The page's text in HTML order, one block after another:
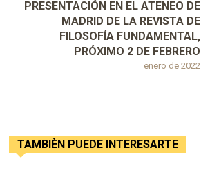
enero de 2022
PRESENTACIÓN EN EL ATENEO DE
MADRID DE LA REVISTA DE
FILOSOFÍA FUNDAMENTAL,
PRÓXIMO 2 DE FEBRERO
TAMBIÈN PUEDE INTERESARTE